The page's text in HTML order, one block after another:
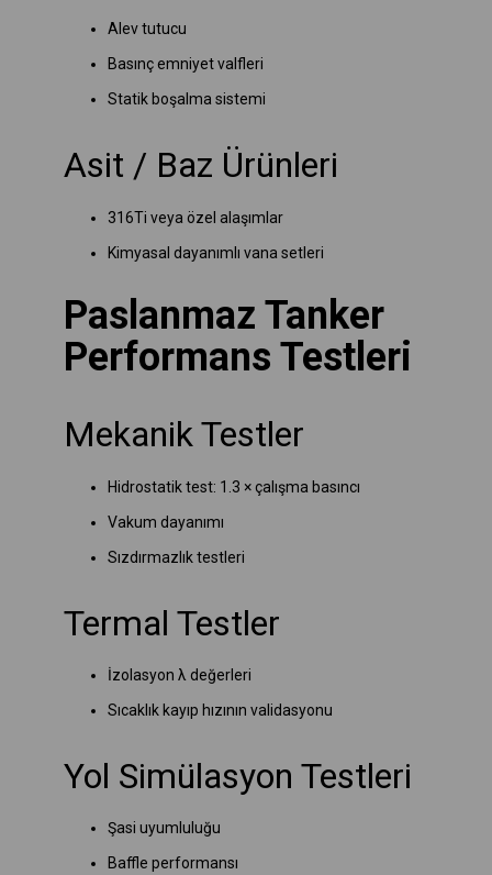
Alev tutucu
Basınç emniyet valfleri
Statik boşalma sistemi
Asit / Baz Ürünleri
316Ti veya özel alaşımlar
Kimyasal dayanımlı vana setleri
Paslanmaz Tanker
Performans Testleri
Mekanik Testler
Hidrostatik test: 1.3 × çalışma basıncı
Vakum dayanımı
Sızdırmazlık testleri
Termal Testler
İzolasyon λ değerleri
Sıcaklık kayıp hızının validasyonu
Yol Simülasyon Testleri
Şasi uyumluluğu
Baffle performansı